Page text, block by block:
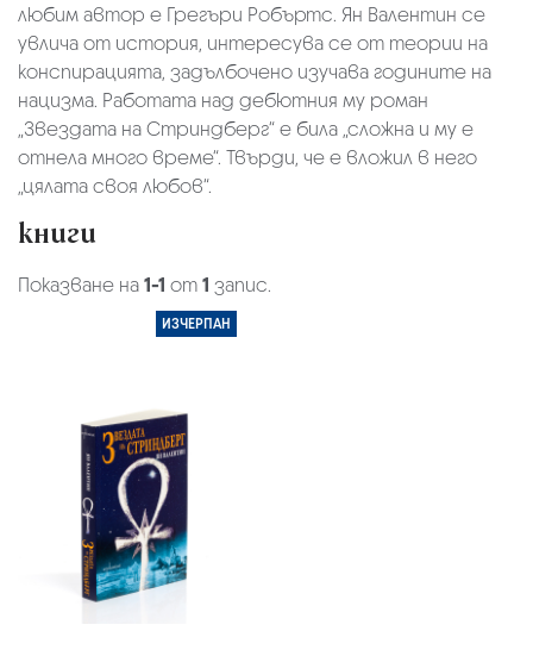
любим автор е Грегъри Робъртс. Ян Валентин се
увлича от история, интересува се от теории на
конспирацията, задълбочено изучава годините на
нацизма. Работата над дебютния му роман
„Звездата на Стриндберг“ е била „сложна и му е
отнела много време“. Твърди, че е вложил в него
„цялата своя любов“.
книги
Показване на1-1 от1 запис.
ИЗЧЕРПАН